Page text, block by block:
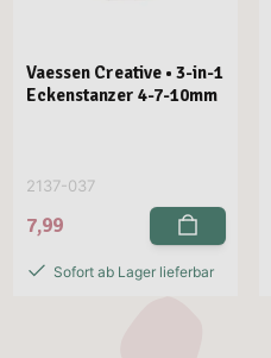
Vaessen Creative • 3-in-1
Eckenstanzer 4-7-10mm
2137-037
7,99
Sofort ab Lager lieferbar